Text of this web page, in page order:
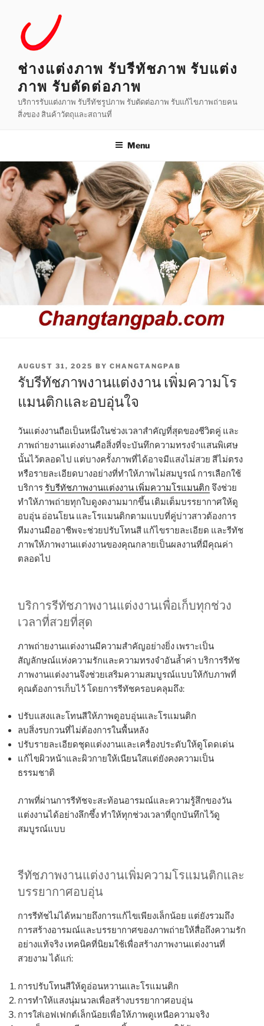
content
ช่างแต่งภาพ รับรีทัชภาพ รับแต่ง
ภาพ รับตัดต่อภาพ
บริการรับแต่งภาพ รับรีทัชรูปภาพ รับตัดต่อภาพ รับแก้ไขภาพถ่ายคน
สิ่งของ สินค้าวัตถุและสถานที่
Menu
POSTED
ON
AUGUST 31, 2025 BY CHANGTANGPAB
รับรีทัชภาพงานแต่งงาน เพิ่มความโร
แมนติกและอบอุ่นใจ
วันแต่งงานถือเป็นหนึ่งในช่วงเวลาสำคัญที่สุดของชีวิตคู่ และ
ภาพถ่ายงานแต่งงานคือสิ่งที่จะบันทึกความทรงจำแสนพิเศษ
นั้นไว้ตลอดไป แต่บางครั้งภาพที่ได้อาจมีแสงไม่สวย สีไม่ตรง
หรือรายละเอียดบางอย่างที่ทำให้ภาพไม่สมบูรณ์ การเลือกใช้
บริการ รับรีทัชภาพงานแต่งงาน เพิ่มความโรแมนติก จึงช่วย
ทำให้ภาพถ่ายทุกใบดูงดงามมากขึ้น เติมเต็มบรรยากาศให้ดู
อบอุ่น อ่อนโยน และโรแมนติกตามแบบที่คู่บ่าวสาวต้องการ
ทีมงานมืออาชีพจะช่วยปรับโทนสี แก้ไขรายละเอียด และรีทัช
ภาพให้ภาพงานแต่งงานของคุณกลายเป็นผลงานที่มีคุณค่า
ตลอดไป
บริการรีทัชภาพงานแต่งงานเพื่อเก็บทุกช่วง
เวลาที่สวยที่สุด
ภาพถ่ายงานแต่งงานมีความสำคัญอย่างยิ่ง เพราะเป็น
สัญลักษณ์แห่งความรักและความทรงจำอันล้ำค่า บริการรีทัช
ภาพงานแต่งงานจึงช่วยเสริมความสมบูรณ์แบบให้กับภาพที่
คุณต้องการเก็บไว้ โดยการรีทัชครอบคลุมถึง:
ปรับแสงและโทนสีให้ภาพดูอบอุ่นและโรแมนติก
ลบสิ่งรบกวนที่ไม่ต้องการในพื้นหลัง
ปรับรายละเอียดชุดแต่งงานและเครื่องประดับให้ดูโดดเด่น
แก้ไขผิวหน้าและผิวกายให้เนียนใสแต่ยังคงความเป็น
ธรรมชาติ
ภาพที่ผ่านการรีทัชจะสะท้อนอารมณ์และความรู้สึกของวัน
แต่งงานได้อย่างลึกซึ้ง ทำให้ทุกช่วงเวลาที่ถูกบันทึกไว้ดู
สมบูรณ์แบบ
รีทัชภาพงานแต่งงานเพิ่มความโรแมนติกและ
บรรยากาศอบอุ่น
การรีทัชไม่ได้หมายถึงการแก้ไขเพียงเล็กน้อย แต่ยังรวมถึง
การสร้างอารมณ์และบรรยากาศของภาพถ่ายให้สื่อถึงความรัก
อย่างแท้จริง เทคนิคที่นิยมใช้เพื่อสร้างภาพงานแต่งงานที่
สวยงาม ได้แก่:
การปรับโทนสีให้ดูอ่อนหวานและโรแมนติก
การทำให้แสงนุ่มนวลเพื่อสร้างบรรยากาศอบอุ่น
การใส่เอฟเฟกต์เล็กน้อยเพื่อให้ภาพดูเหนือความจริง